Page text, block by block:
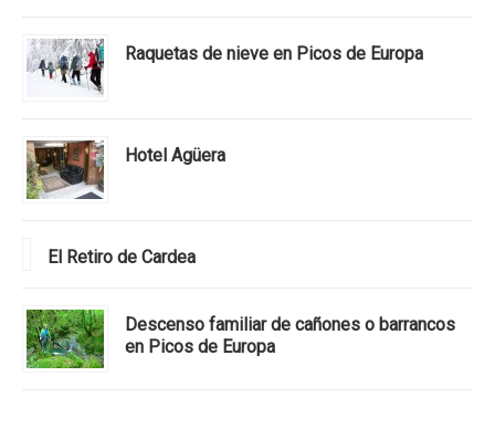
Raquetas de nieve en Picos de Europa
Hotel Agüera
El Retiro de Cardea
Descenso familiar de cañones o barrancos
en Picos de Europa